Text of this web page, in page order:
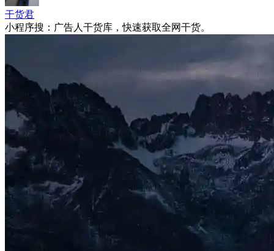
干货君
小程序搜：广告人干货库，快速获取全网干货。